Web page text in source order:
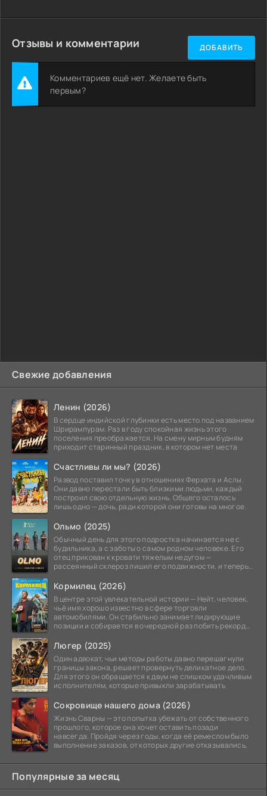
Свежие добавления
Ленин (2026)
В сердце индийской глубинки есть место под названием
Шрирампурам. Раз в году спокойная жизнь этого
поселения преображается. На смену мирным будням
приходит старинный праздник, в котором нет места
Счастливы ли мы? (2026)
Развод поставил точку в отношениях Ферхата и Аслы.
Они давно перестали быть близкими людьми, каждый
построил свою отдельную жизнь. Общего осталось
лишь одно — дочь, ради которой они готовы на многое.
Ольмо (2025)
Обычный день для этого подростка начинается не с
будильника, а с заботы о самом родном человеке. Его
отец прикован к кровати тяжелым недугом —
рассеянный склероз лишил его подвижности, и теперь
Кормилец (2026)
В центре этой увлекательной истории — Нейт, человек,
чьё имя хорошо известно в сфере торговли
автомобилями. Он стабильно занимает лидирующие
позиции и собирается в очередной раз побить рекорд
Люгер (2025)
Один адвокат, чьи методы работы давно перешагнули
границы закона, решает провернуть деликатное дело.
Для этого он обращается к двум не слишком удачливым
исполнителям, которые привыкли зарабатывать
Сокровище нашего дома (2026)
Жизнь Сварны — это попытка убежать от собственного
прошлого, которое она хочет оставить позади
навсегда. Пройдя через годы, когда её ремеслом было
выполнение заказов, от которых другие отказывались,
Популярные за месяц
Отзывы и комментарии ДОБАВИТЬ
Комментариев ещё нет. Желаете быть
первым?